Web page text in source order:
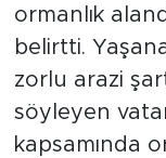
ormanlık
belirtti.
zorlu arazi
söyleyen
kapsamında